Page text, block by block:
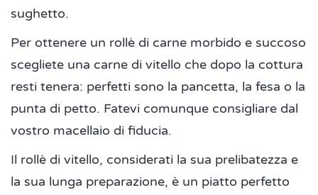
sughetto.
Per ottenere un rollè di carne morbido e succoso
scegliete una carne di vitello che dopo la cottura
resti tenera: perfetti sono la pancetta, la fesa o la
punta di petto. Fatevi comunque consigliare dal
vostro macellaio di fiducia.
Il rollè di vitello, considerati la sua prelibatezza e
la sua lunga preparazione, è un piatto perfetto